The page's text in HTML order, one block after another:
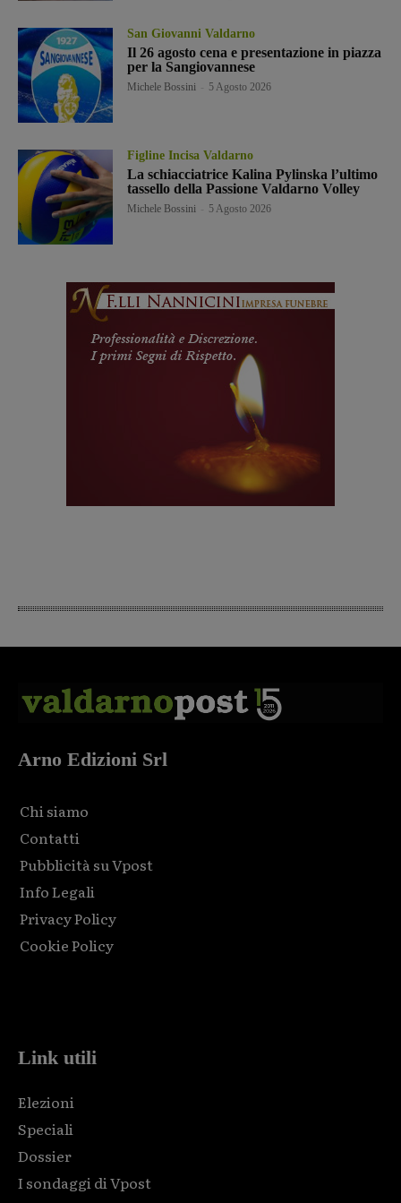
San Giovanni Valdarno
Il 26 agosto cena e presentazione in piazza
per la Sangiovannese
Michele Bossini 5 Agosto 2026
Figline Incisa Valdarno
La schiacciatrice Kalina Pylinska l’ultimo
tassello della Passione Valdarno Volley
Michele Bossini 5 Agosto 2026
Arno Edizioni Srl
Chi siamo
Contatti
Pubblicità su Vpost
Info Legali
Privacy Policy
Cookie Policy
Link utili
Elezioni
Speciali
Dossier
I sondaggi di Vpost